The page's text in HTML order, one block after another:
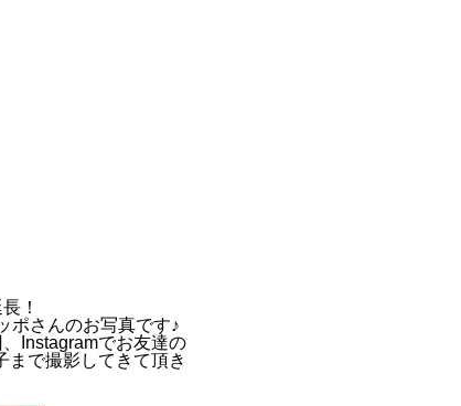
！
ポさんのお写真です♪
Instagramでお友達の
まで撮影してきて頂き